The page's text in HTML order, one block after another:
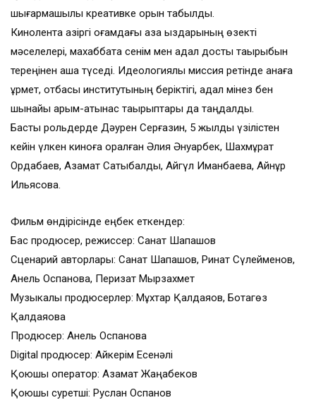
шығармашылық креативке орын табылды.
Кинолента қазіргі қоғамдағы қазақ қыздарының өзекті
мәселелері, махаббатқа сенім мен адал достық тақырыбын
тереңінен аша түседі. Идеологиялық миссия ретінде анаға
құрмет, отбасы институтының беріктігі, адал мінез бен
шынайы қарым-қатынас тақырыптары да таңдалды.
Басты рольдерде Дәурен Серғазин, 5 жылдық үзілістен
кейін үлкен киноға оралған Әлия Әнуарбек, Шахмұрат
Ордабаев, Азамат Сатыбалды, Айгүл Иманбаева, Айнұр
Ильясова.
Фильм өндірісінде еңбек еткендер:
Бас продюсер, режиссер: Санат Шапашов
Сценарий авторлары: Санат Шапашов, Ринат Сүлейменов,
Анель Оспанова, Перизат Мырзахмет
Музыкалық продюсерлер: Мұхтар Қалдаяқов, Ботагөз
Қалдаяқова
Продюсер: Анель Оспанова
Digital продюсер: Айкерім Есенәлі
Қоюшы оператор: Азамат Жаңабеков
Қоюшы суретші: Руслан Оспанов